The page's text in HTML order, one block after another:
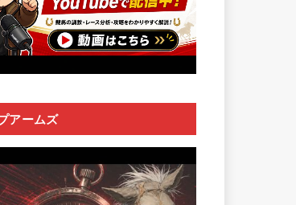
アームズ